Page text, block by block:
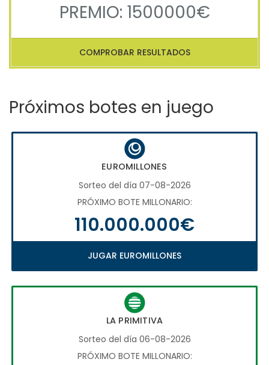
PREMIO: 1500000€
COMPROBAR RESULTADOS
Próximos botes en juego
EUROMILLONES
Sorteo del día 07-08-2026
PRÓXIMO BOTE MILLONARIO:
110.000.000€
JUGAR EUROMILLONES
LA PRIMITIVA
Sorteo del día 06-08-2026
PRÓXIMO BOTE MILLONARIO: